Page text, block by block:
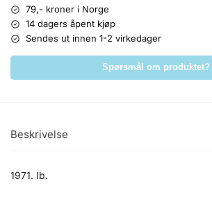
79,- kroner i Norge
14 dagers åpent kjøp
Sendes ut innen 1-2 virkedager
Spørsmål om produktet?
Beskrivelse
1971. Ib.